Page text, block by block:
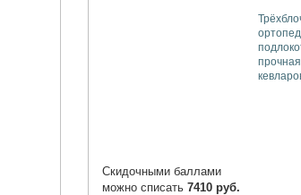
Скидочными баллами
можно списать7410 руб.